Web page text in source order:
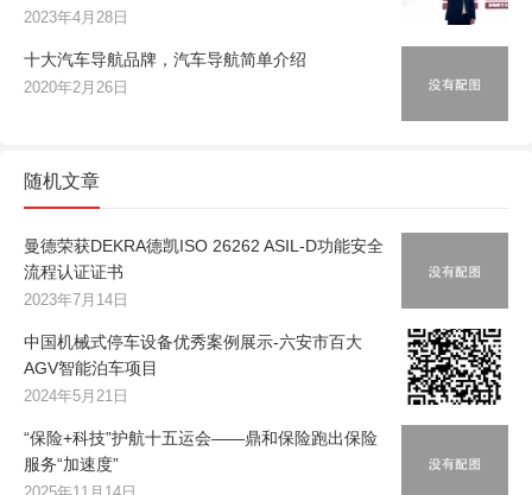
2023年4月28日
十大汽车导航品牌，汽车导航简单介绍
2020年2月26日
随机文章
曼德荣获DEKRA德凯ISO 26262 ASIL-D功能安全
流程认证证书
2023年7月14日
中国机械式停车设备优秀案例展示-六安市百大
AGV智能泊车项目
2024年5月21日
“保险+科技”护航十五运会——鼎和保险跑出保险
服务“加速度”